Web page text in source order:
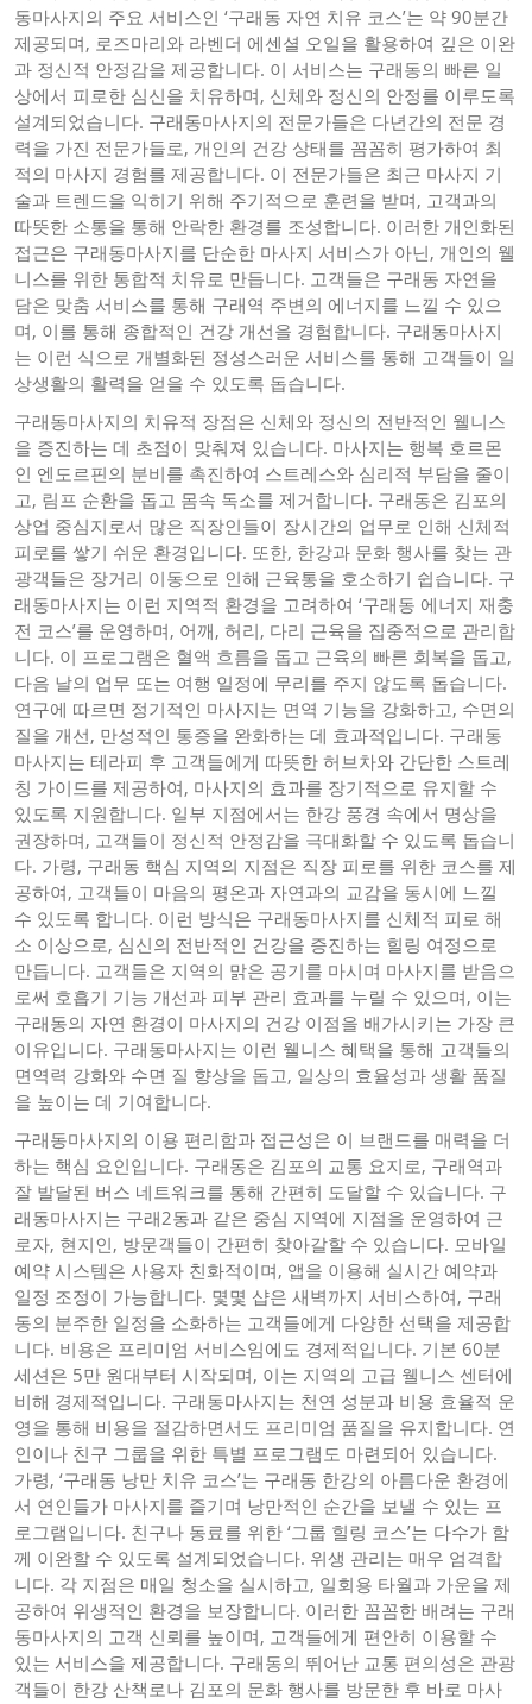
동마사지의 주요 서비스인 ‘구래동 자연 치유 코스’는 약 90분간
제공되며, 로즈마리와 라벤더 에센셜 오일을 활용하여 깊은 이완
과 정신적 안정감을 제공합니다. 이 서비스는 구래동의 빠른 일
상에서 피로한 심신을 치유하며, 신체와 정신의 안정를 이루도록
설계되었습니다. 구래동마사지의 전문가들은 다년간의 전문 경
력을 가진 전문가들로, 개인의 건강 상태를 꼼꼼히 평가하여 최
적의 마사지 경험를 제공합니다. 이 전문가들은 최근 마사지 기
술과 트렌드을 익히기 위해 주기적으로 훈련을 받며, 고객과의
따뜻한 소통을 통해 안락한 환경를 조성합니다. 이러한 개인화된
접근은 구래동마사지를 단순한 마사지 서비스가 아닌, 개인의 웰
니스를 위한 통합적 치유로 만듭니다. 고객들은 구래동 자연을
담은 맞춤 서비스를 통해 구래역 주변의 에너지를 느낄 수 있으
며, 이를 통해 종합적인 건강 개선을 경험합니다. 구래동마사지
는 이런 식으로 개별화된 정성스러운 서비스를 통해 고객들이 일
상생활의 활력을 얻을 수 있도록 돕습니다.
구래동마사지의 치유적 장점은 신체와 정신의 전반적인 웰니스
을 증진하는 데 초점이 맞춰져 있습니다. 마사지는 행복 호르몬
인 엔도르핀의 분비를 촉진하여 스트레스와 심리적 부담을 줄이
고, 림프 순환을 돕고 몸속 독소를 제거합니다. 구래동은 김포의
상업 중심지로서 많은 직장인들이 장시간의 업무로 인해 신체적
피로를 쌓기 쉬운 환경입니다. 또한, 한강과 문화 행사를 찾는 관
광객들은 장거리 이동으로 인해 근육통을 호소하기 쉽습니다. 구
래동마사지는 이런 지역적 환경을 고려하여 ‘구래동 에너지 재충
전 코스’를 운영하며, 어깨, 허리, 다리 근육을 집중적으로 관리합
니다. 이 프로그램은 혈액 흐름을 돕고 근육의 빠른 회복을 돕고,
다음 날의 업무 또는 여행 일정에 무리를 주지 않도록 돕습니다.
연구에 따르면 정기적인 마사지는 면역 기능을 강화하고, 수면의
질을 개선, 만성적인 통증을 완화하는 데 효과적입니다. 구래동
마사지는 테라피 후 고객들에게 따뜻한 허브차와 간단한 스트레
칭 가이드를 제공하여, 마사지의 효과를 장기적으로 유지할 수
있도록 지원합니다. 일부 지점에서는 한강 풍경 속에서 명상을
권장하며, 고객들이 정신적 안정감을 극대화할 수 있도록 돕습니
다. 가령, 구래동 핵심 지역의 지점은 직장 피로를 위한 코스를 제
공하여, 고객들이 마음의 평온과 자연과의 교감을 동시에 느낄
수 있도록 합니다. 이런 방식은 구래동마사지를 신체적 피로 해
소 이상으로, 심신의 전반적인 건강을 증진하는 힐링 여정으로
만듭니다. 고객들은 지역의 맑은 공기를 마시며 마사지를 받음으
로써 호흡기 기능 개선과 피부 관리 효과를 누릴 수 있으며, 이는
구래동의 자연 환경이 마사지의 건강 이점을 배가시키는 가장 큰
이유입니다. 구래동마사지는 이런 웰니스 혜택을 통해 고객들의
면역력 강화와 수면 질 향상을 돕고, 일상의 효율성과 생활 품질
을 높이는 데 기여합니다.
구래동마사지의 이용 편리함과 접근성은 이 브랜드를 매력을 더
하는 핵심 요인입니다. 구래동은 김포의 교통 요지로, 구래역과
잘 발달된 버스 네트워크를 통해 간편히 도달할 수 있습니다. 구
래동마사지는 구래2동과 같은 중심 지역에 지점을 운영하여 근
로자, 현지인, 방문객들이 간편히 찾아갈할 수 있습니다. 모바일
예약 시스템은 사용자 친화적이며, 앱을 이용해 실시간 예약과
일정 조정이 가능합니다. 몇몇 샵은 새벽까지 서비스하여, 구래
동의 분주한 일정을 소화하는 고객들에게 다양한 선택을 제공합
니다. 비용은 프리미엄 서비스임에도 경제적입니다. 기본 60분
세션은 5만 원대부터 시작되며, 이는 지역의 고급 웰니스 센터에
비해 경제적입니다. 구래동마사지는 천연 성분과 비용 효율적 운
영을 통해 비용을 절감하면서도 프리미엄 품질을 유지합니다. 연
인이나 친구 그룹을 위한 특별 프로그램도 마련되어 있습니다.
가령, ‘구래동 낭만 치유 코스’는 구래동 한강의 아름다운 환경에
서 연인들가 마사지를 즐기며 낭만적인 순간을 보낼 수 있는 프
로그램입니다. 친구나 동료를 위한 ‘그룹 힐링 코스’는 다수가 함
께 이완할 수 있도록 설계되었습니다. 위생 관리는 매우 엄격합
니다. 각 지점은 매일 청소을 실시하고, 일회용 타월과 가운을 제
공하여 위생적인 환경을 보장합니다. 이러한 꼼꼼한 배려는 구래
동마사지의 고객 신뢰를 높이며, 고객들에게 편안히 이용할 수
있는 서비스을 제공합니다. 구래동의 뛰어난 교통 편의성은 관광
객들이 한강 산책로나 김포의 문화 행사를 방문한 후 바로 마사